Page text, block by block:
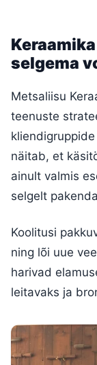
selgema
Metsaliisu
teenuste
näitab, et
ainult valmis
selgelt
Koolitusi
ning lõi uue
harivad
leitavaks ja